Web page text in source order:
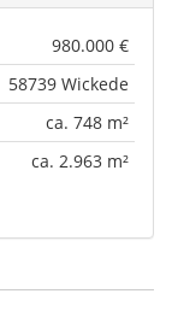
980.000 €
58739 Wickede
ca. 748 m²
ca. 2.963 m²